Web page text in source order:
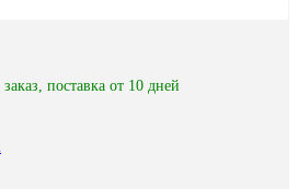
поставка от 10 дней